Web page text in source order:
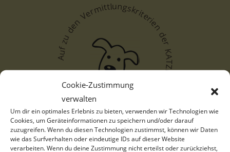
Cookie-Zustimmung
verwalten
Um dir ein optimales Erlebnis zu bieten, verwenden wir Technologien wie
Cookies, um Geräteinformationen zu speichern und/oder darauf
zuzugreifen. Wenn du diesen Technologien zustimmst, können wir Daten
wie das Surfverhalten oder eindeutige IDs auf dieser Website
verarbeiten. Wenn du deine Zustimmung nicht erteilst oder zurückziehst,
Auf zu den Vermittlungskriterien der KATZEN! - Hier klicken.